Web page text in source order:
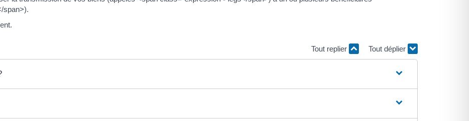
span>).
Tout replier Tout déplier